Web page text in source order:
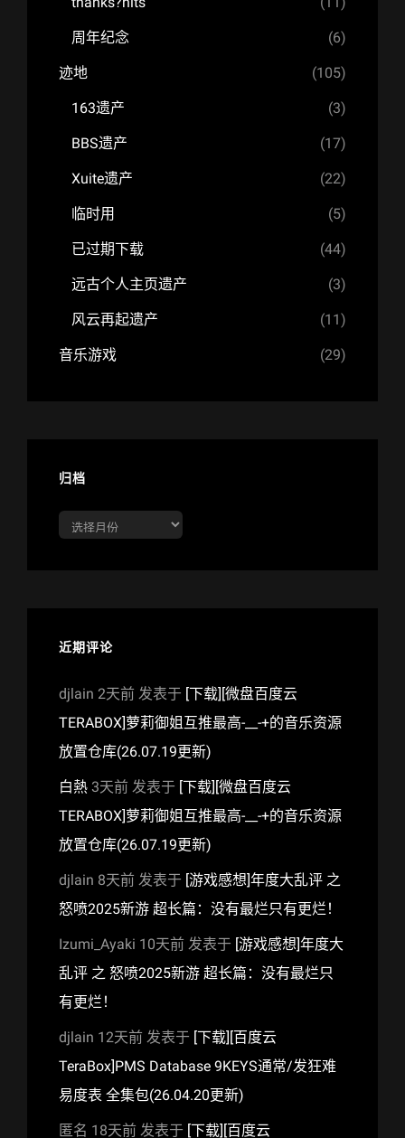
周年纪念 (6)
迹地 (105)
163遗产 (3)
BBS遗产 (17)
Xuite遗产 (22)
临时用 (5)
已过期下载 (44)
远古个人主页遗产 (3)
风云再起遗产 (11)
音乐游戏 (29)
归档
档
近期评论
djlain 2天前 发表于 [下载][微盘百度云
TERABOX]萝莉御姐互推最高-__-+的音乐资源
放置仓库(26.07.19更新)
白熱 3天前 发表于 [下载][微盘百度云
TERABOX]萝莉御姐互推最高-__-+的音乐资源
放置仓库(26.07.19更新)
djlain 8天前 发表于 [游戏感想]年度大乱评 之
怒喷2025新游 超长篇：没有最烂只有更烂！
Izumi_Ayaki 10天前 发表于 [游戏感想]年度大
乱评 之 怒喷2025新游 超长篇：没有最烂只
有更烂！
djlain 12天前 发表于 [下载][百度云
TeraBox]PMS Database 9KEYS通常/发狂难
易度表 全集包(26.04.20更新)
匿名 18天前 发表于 [下载][百度云